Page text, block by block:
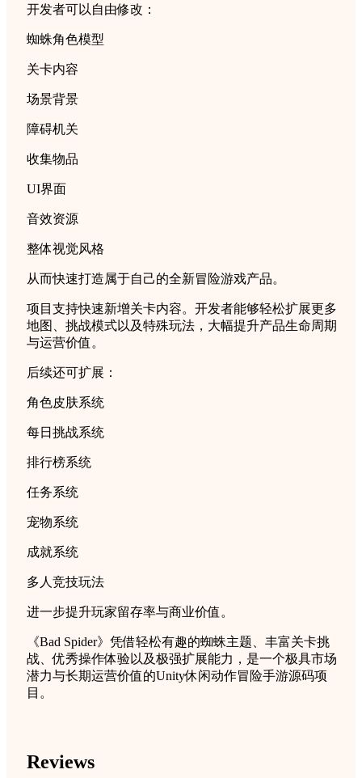
开发者可以自由修改：
蜘蛛角色模型
关卡内容
场景背景
障碍机关
收集物品
UI界面
音效资源
整体视觉风格
从而快速打造属于自己的全新冒险游戏产品。
项目支持快速新增关卡内容。开发者能够轻松扩展更多
地图、挑战模式以及特殊玩法，大幅提升产品生命周期
与运营价值。
后续还可扩展：
角色皮肤系统
每日挑战系统
排行榜系统
任务系统
宠物系统
成就系统
多人竞技玩法
进一步提升玩家留存率与商业价值。
《Bad Spider》凭借轻松有趣的蜘蛛主题、丰富关卡挑
战、优秀操作体验以及极强扩展能力，是一个极具市场
潜力与长期运营价值的Unity休闲动作冒险手游源码项
目。
Reviews